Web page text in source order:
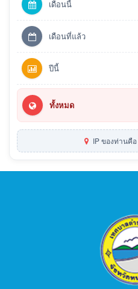
เดือนนี้
เดือนที่แล้ว
ปีนี้
ทั้งหมด
IP ของท่านคือ